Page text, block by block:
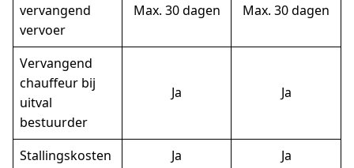
vervangend
vervoer
Max. 30 dagen Max. 30 dagen
Vervangend
chauffeur bij
uitval
bestuurder
Ja Ja
Stallingskosten Ja Ja